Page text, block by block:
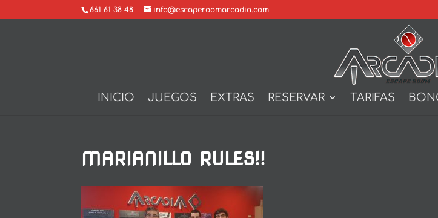
661 61 38 48 info@escaperoomarcadia.com
INICIO JUEGOS EXTRAS RESERVAR TARIFAS
MARIANILLO RULES!!